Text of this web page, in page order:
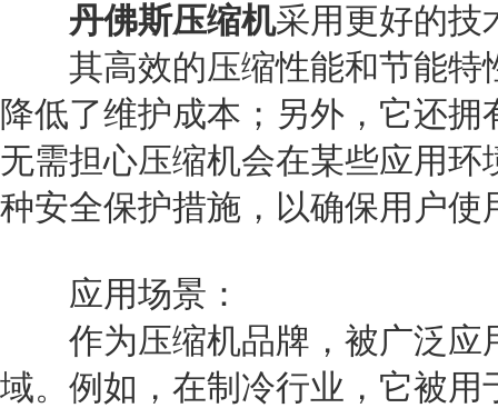
丹佛斯压缩机采用更好的技
其高效的压缩性能和节能特
降低了维护成本；另外，它还
无需担心压缩机会在某些应用
种安全保护措施，以确保用户使
应用场景：
作为压缩机品牌，被广泛应
域。例如，在制冷行业，它被